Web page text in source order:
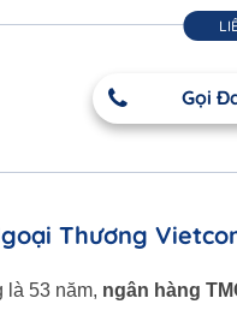
Gọi
Thương
là 53 năm, ngân hàng